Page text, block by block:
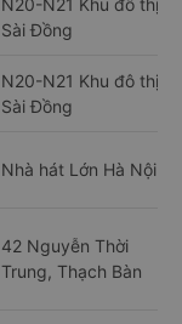
N20-N21 Khu đô thị
Sài Đồng
N20-N21 Khu đô thị
Sài Đồng
Nhà hát Lớn Hà Nội
42 Nguyễn Thời
Trung, Thạch Bàn